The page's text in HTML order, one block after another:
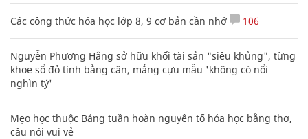
Các công thức hóa học lớp 8, 9 cơ bản cần nhớ 106
Nguyễn Phương Hằng sở hữu khối tài sản "siêu khủng", từng
khoe sổ đỏ tính bằng cân, mắng cựu mẫu 'không có nổi
nghìn tỷ'
Mẹo học thuộc Bảng tuần hoàn nguyên tố hóa học bằng thơ,
câu nói vui vẻ